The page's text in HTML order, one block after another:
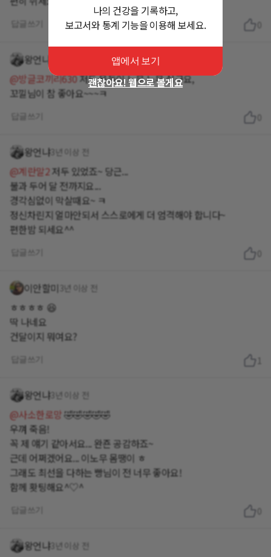
왕언냐
@방글코끼리630저도 운동이 느무 느무 싫구요,
왕언냐3년 이상 전
@계란말2저두 있었죠~ 당근...
불과 두어 달 전까지요...
경각심없이 막살때요~ ㅋ
정신차린지 얼마안되서 스스로에게 더 엄격해야 합니다~
편한밤 되세요^^
이안할미 3년 이상 전
ㅎㅎㅎㅎ 😆
딱 나네요
건달이지 뭐여요?
1
왕언냐3년 이상 전
@사소한로망🤣🤣🤣🤣🤣
우껴 죽음!
꼭 제 얘기 같아서요... 완죤 공감하죠~
근데 어쩌겠어요... 이노무 몸땡이 ㅎ
그래도 최선을 다하는 빵님이 전 너무 좋아요!
함께 홧팅해요^♡^
왕언냐3년 이상 전
나의 건강을 기록하고,
보고서와 통계 기능을 이용해 보세요.
앱에서 보기
괜찮아요! 웹으로 볼게요